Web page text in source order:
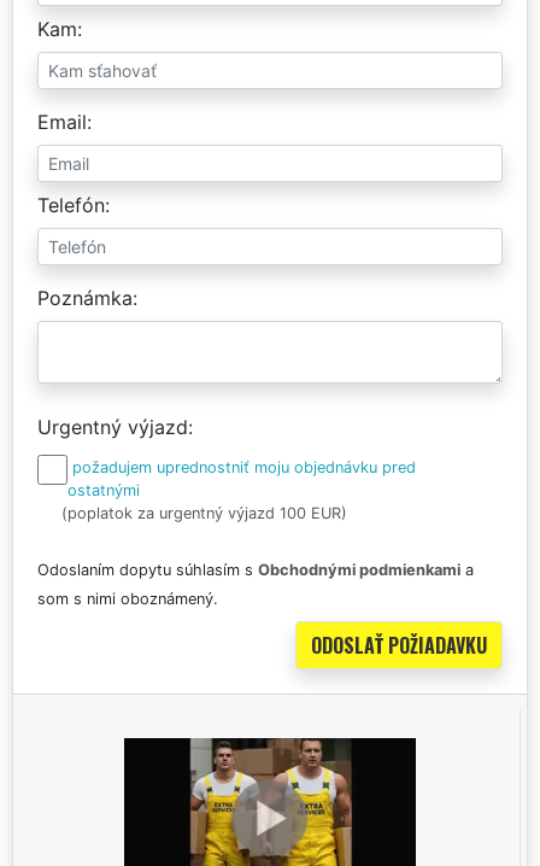
Kam
Email
Telefón
Poznámka
Urgentný výjazd
požadujem uprednostniť moju objednávku pred
ostatnými
(poplatok za urgentný výjazd 100 EUR)
Odoslaním dopytu súhlasím s Obchodnými podmienkami a
som s nimi oboznámený.